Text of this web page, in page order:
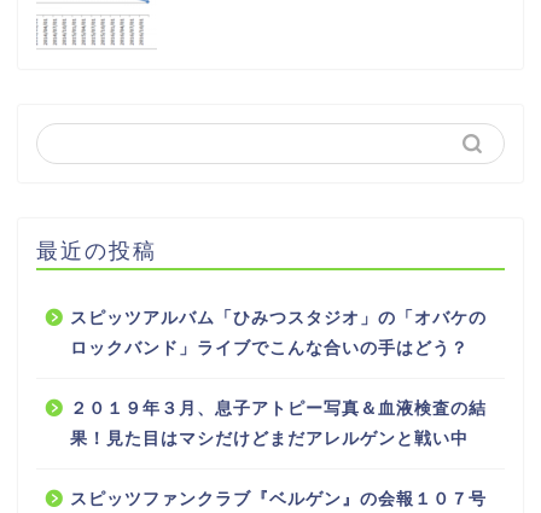
最近の投稿
スピッツアルバム「ひみつスタジオ」の「オバケの
ロックバンド」ライブでこんな合いの手はどう？
２０１９年３月、息子アトピー写真＆血液検査の結
果！見た目はマシだけどまだアレルゲンと戦い中
スピッツファンクラブ『ベルゲン』の会報１０７号